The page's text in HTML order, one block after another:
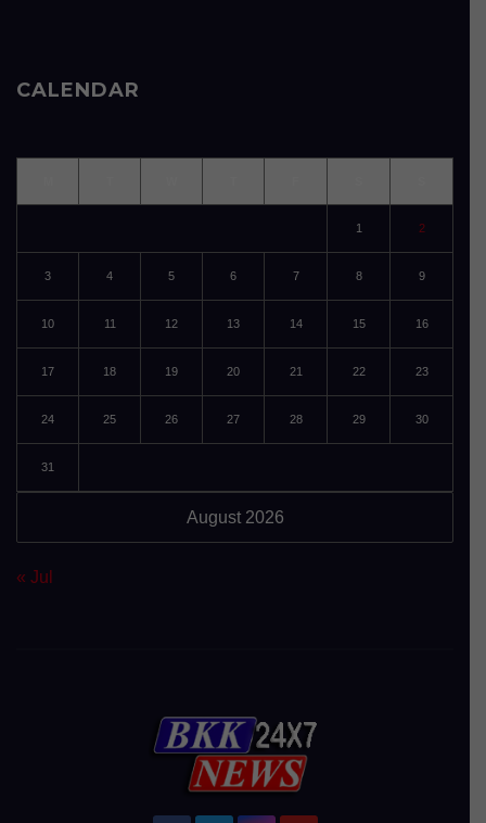
CALENDAR
August 2026
1 2
3 4 5 6 7 8 9
10 11 12 13 14 15 16
17 18 19 20 21 22 23
24 25 26 27 28 29 30
31
« Jul